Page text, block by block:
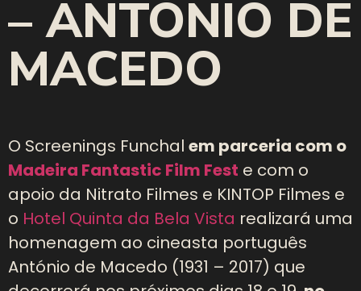
– ANTÓNIO DE
MACEDO
O Screenings Funchal em parceria com o
Madeira Fantastic Film Fest e com o
apoio da Nitrato Filmes e KINTOP Filmes e
o Hotel Quinta da Bela Vista realizará uma
homenagem ao cineasta português
António de Macedo (1931 – 2017) que